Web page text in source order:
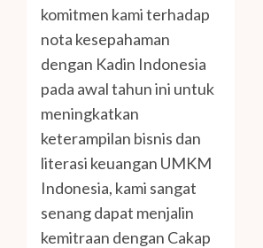
komitmen kami terhadap
nota kesepahaman
dengan Kadin Indonesia
pada awal tahun ini untuk
meningkatkan
keterampilan bisnis dan
literasi keuangan UMKM
Indonesia, kami sangat
senang dapat menjalin
kemitraan dengan Cakap